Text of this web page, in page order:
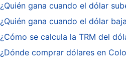
¿Quién gana cuando el dólar
¿Quién gana cuando el dólar
¿Cómo se calcula la TRM del
¿Dónde comprar dólares en